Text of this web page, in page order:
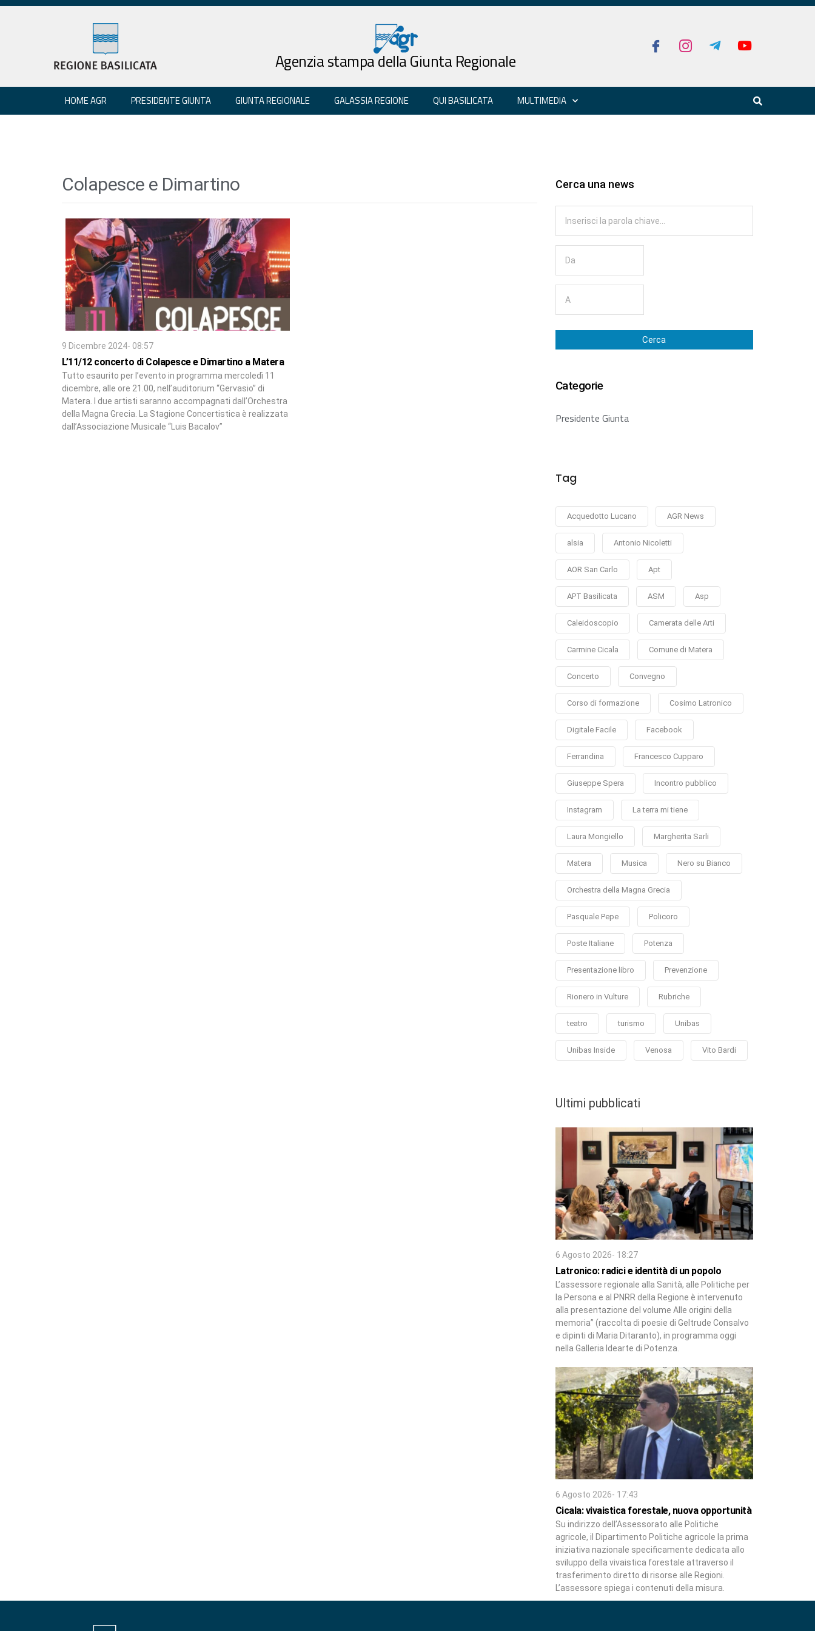
Agenzia stampa della Giunta Regionale
HOME AGR PRESIDENTE GIUNTA GIUNTA REGIONALE GALASSIA REGIONE QUI BASILICATA MULTIMEDIA
Colapesce e Dimartino
9 Dicembre 2024- 08:57
L’11/12 concerto di Colapesce e Dimartino a Matera
Tutto esaurito per l’evento in programma mercoledì 11
dicembre, alle ore 21.00, nell’auditorium “Gervasio” di
Matera. I due artisti saranno accompagnati dall’Orchestra
della Magna Grecia. La Stagione Concertistica è realizzata
dall’Associazione Musicale “Luis Bacalov”
Cerca una news
Cerca
Categorie
Presidente Giunta
Tag
Acquedotto Lucano AGR News
alsia Antonio Nicoletti
AOR San Carlo Apt
APT Basilicata ASM Asp
Caleidoscopio Camerata delle Arti
Carmine Cicala Comune di Matera
Concerto Convegno
Corso di formazione Cosimo Latronico
Digitale Facile Facebook
Ferrandina Francesco Cupparo
Giuseppe Spera Incontro pubblico
Instagram La terra mi tiene
Laura Mongiello Margherita Sarli
Matera Musica Nero su Bianco
Orchestra della Magna Grecia
Pasquale Pepe Policoro
Poste Italiane Potenza
Presentazione libro Prevenzione
Rionero in Vulture Rubriche
teatro turismo Unibas
Unibas Inside Venosa Vito Bardi
Ultimi pubblicati
6 Agosto 2026- 18:27
Latronico: radici e identità di un popolo
L’assessore regionale alla Sanità, alle Politiche per
la Persona e al PNRR della Regione è intervenuto
alla presentazione del volume Alle origini della
memoria” (raccolta di poesie di Geltrude Consalvo
e dipinti di Maria Ditaranto), in programma oggi
nella Galleria Idearte di Potenza.
6 Agosto 2026- 17:43
Cicala: vivaistica forestale, nuova opportunità
Su indirizzo dell’Assessorato alle Politiche
agricole, il Dipartimento Politiche agricole la prima
iniziativa nazionale specificamente dedicata allo
sviluppo della vivaistica forestale attraverso il
trasferimento diretto di risorse alle Regioni.
L’assessore spiega i contenuti della misura.